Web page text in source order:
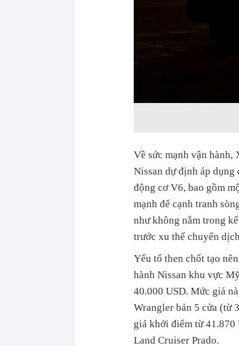
Về sức mạnh vận hành,
Nissan dự định áp dụng
động cơ V6, bao gồm
mạnh để cạnh tranh
như không nằm trong
trước xu thế chuyển
Yếu tố then chốt tạo
hành Nissan khu vực
40.000 USD. Mức giá
Wrangler bản 5 cửa (từ
giá khởi điểm từ 41.870
Land Cruiser Prado.